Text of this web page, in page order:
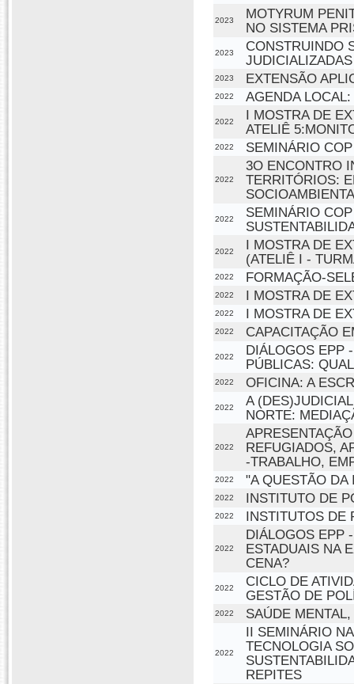
2023
MOTYRUM
NO SISTEMA
2023
CONSTRUINDO
JUDICIALIZADAS
2023 EXTENSÃO
2022 AGENDA
2022
I MOSTRA DE
ATELIÊ
2022 SEMINÁRIO
2022
3O ENCONTRO
TERRITÓRIOS:
2022
SEMINÁRIO
2022
I MOSTRA DE
(ATELIÊ I -
2022 FORMAÇÃO-
2022 I MOSTRA DE
2022 I MOSTRA DE
2022 CAPACITAÇÃO
2022
DIÁLOGOS EPP
PÚBLICAS:
2022 OFICINA: A
2022
A
NORTE:
2022
REFUGIADOS,
-TRABALHO,
2022 "A QUESTÃO DA
2022 INSTITUTO DE
2022 INSTITUTOS DE
2022
DIÁLOGOS EPP
ESTADUAIS NA
CENA?
2022
CICLO DE
GESTÃO DE
2022 SAÚDE
2022
II SEMINÁRIO
TECNOLOGIA
REPITES